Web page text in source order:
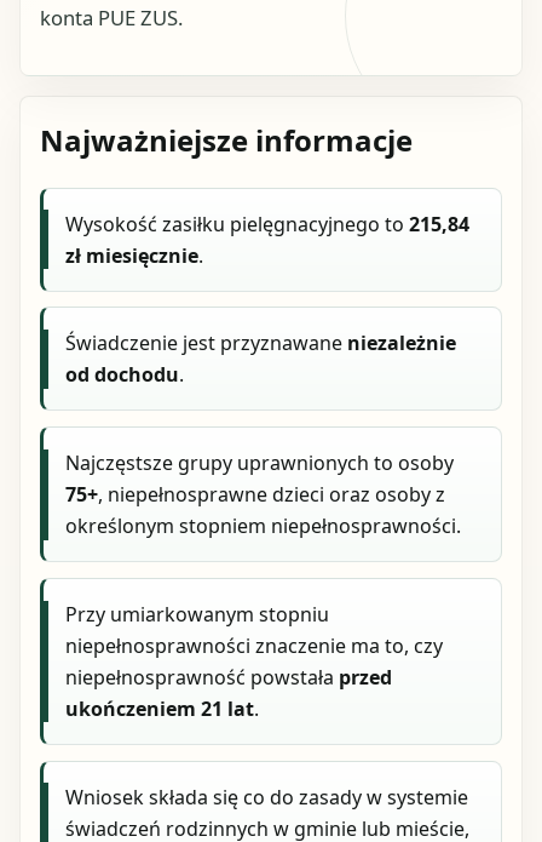
konta PUE ZUS.
Najważniejsze informacje
Wysokość zasiłku pielęgnacyjnego to215,84
zł miesięcznie.
Świadczenie jest przyznawane niezależnie
od dochodu.
Najczęstsze grupy uprawnionych to osoby
75+, niepełnosprawne dzieci oraz osoby z
określonym stopniem niepełnosprawności.
Przy umiarkowanym stopniu
niepełnosprawności znaczenie ma to, czy
niepełnosprawność powstała przed
ukończeniem 21 lat.
Wniosek składa się co do zasady w systemie
świadczeń rodzinnych w gminie lub mieście,